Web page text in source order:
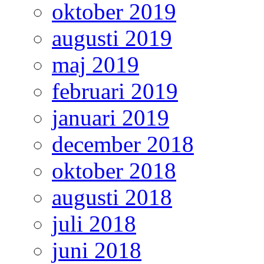
oktober 2019
augusti 2019
maj 2019
februari 2019
januari 2019
december 2018
oktober 2018
augusti 2018
juli 2018
juni 2018